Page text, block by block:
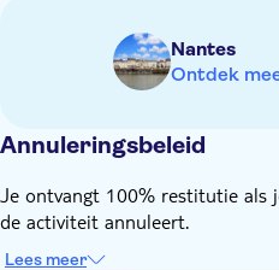
bij het toeristenbureau boeken
Gratis openbaar vervoer voor
(en voor iedereen in het
De City Card is 24, 48 of 72
De Nantes City Card kan
onderworpen aan
of gedeeltelijk of volledig niet-
Nantes
Ontdek
Annuleringsbeleid
Je ontvangt 100% restitutie als
de activiteit annuleert.
Lees meer